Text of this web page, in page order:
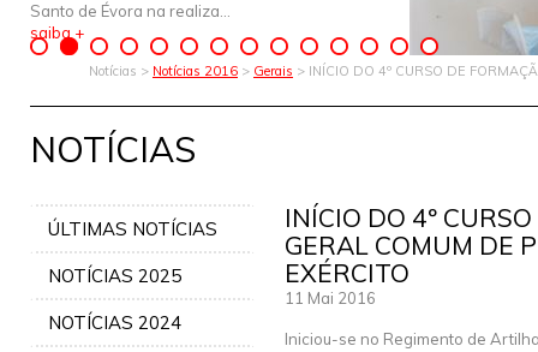
Santo de Évora na realiza...
saiba +
Notícias > Notícias 2016 > Gerais > INÍCIO DO 4º CURSO DE
NOTÍCIAS
ÚLTIMAS NOTÍCIAS
NOTÍCIAS 2025
NOTÍCIAS 2024
INÍCIO DO 4º
GERAL COMUM DE
EXÉRCITO
11 Mai 2016
Iniciou-se no Regimento de